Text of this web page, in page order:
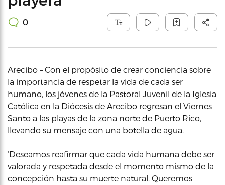
0
Arecibo – Con el propósito de crear conciencia sobre
la importancia de respetar la vida de cada ser
humano, los jóvenes de la Pastoral Juvenil de la Iglesia
Católica en la Diócesis de Arecibo regresan el Viernes
Santo a las playas de la zona norte de Puerto Rico,
llevando su mensaje con una botella de agua.
‘Deseamos reafirmar que cada vida humana debe ser
valorada y respetada desde el momento mismo de la
concepción hasta su muerte natural. Queremos